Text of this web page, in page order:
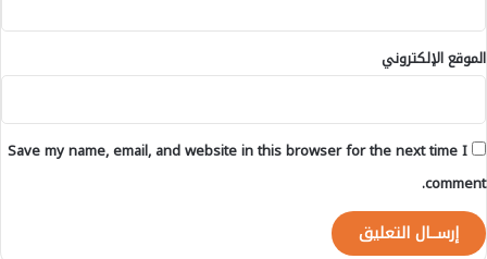
الموقع الإلكتروني
Save my name, email, and website in this browser for the next time I
comment.